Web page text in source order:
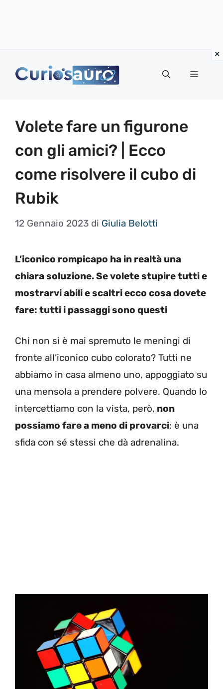
Menu
Volete fare un figurone
con gli amici? | Ecco
come risolvere il cubo di
Rubik
12 Gennaio 2023 di Giulia Belotti
L’iconico rompicapo ha in realtà una
chiara soluzione. Se volete stupire tutti e
mostrarvi abili e scaltri ecco cosa dovete
fare: tutti i passaggi sono questi
Chi non si è mai spremuto le meningi di
fronte all’iconico cubo colorato? Tutti ne
abbiamo in casa almeno uno, appoggiato su
una mensola a prendere polvere. Quando lo
intercettiamo con la vista, però, non
possiamo fare a meno di provarci: è una
sfida con sé stessi che dà adrenalina.